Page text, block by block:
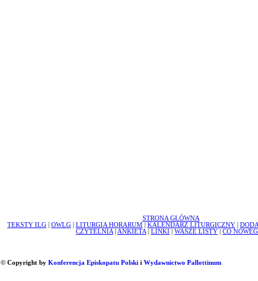
STRONA GŁÓWNA
TEKSTY ILG
OWLG LITURGIA HORARUM KALENDARZ LITURGICZNY
CZYTELNIA
ANKIETA LINKI WASZE LISTY CO
© Copyright by Konferencja Episkopatu Polskii Wydawnictwo Pallottinum